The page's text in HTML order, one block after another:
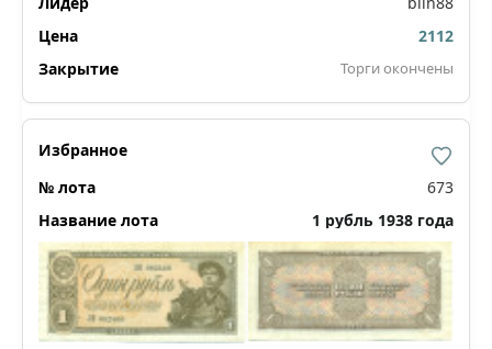
2112
Торги окончены
673
1 рубль 1938 года